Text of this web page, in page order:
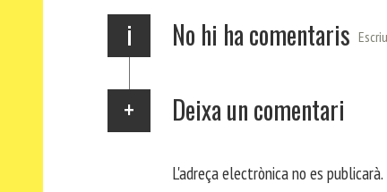
i No hi ha comentaris
Deixa un comentari
L'adreça electrònica no es publicarà.